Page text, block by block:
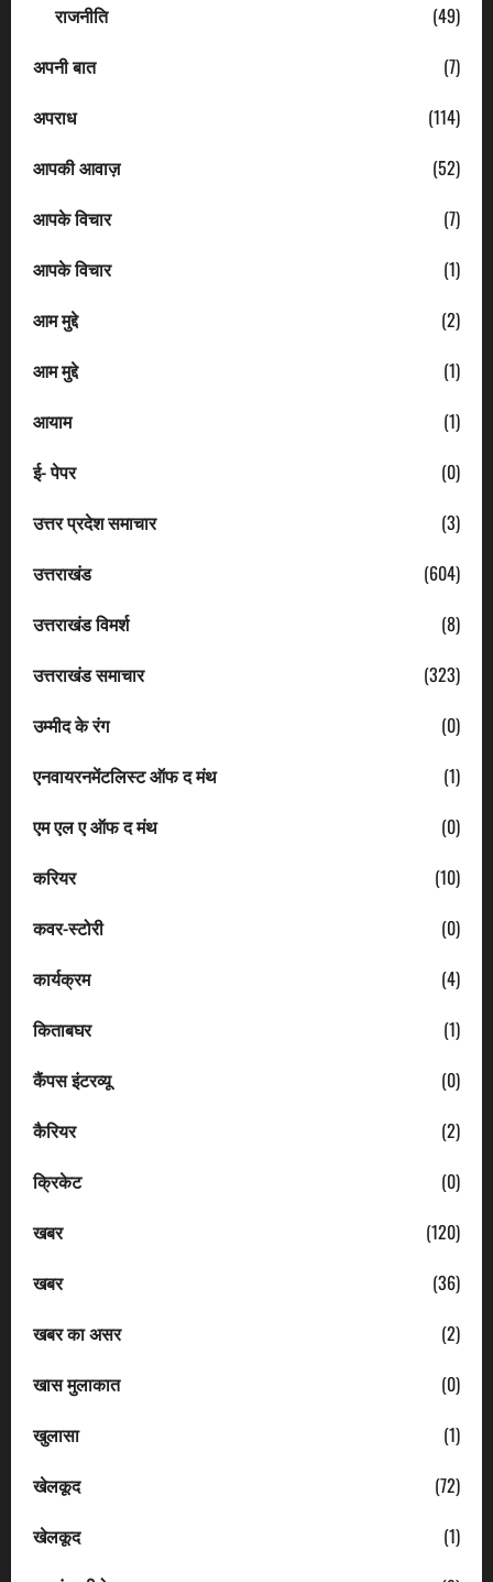
राजनीति
(49)
अपनी बात
(7)
अपराध
(114)
आपकी आवाज़
(52)
आपके विचार
(7)
आपके विचार
(1)
आम मुद्दे
(2)
आम मुद्दे
(1)
आयाम
(1)
ई- पेपर
(0)
उत्तर प्रदेश समाचार
(3)
उत्तराखंड
(604)
उत्तराखंड विमर्श
(8)
उत्तराखंड समाचार
(323)
उम्मीद के रंग
(0)
एनवायरनमेंटलिस्ट ऑफ द मंथ
(1)
एम एल ए ऑफ द मंथ
(0)
करियर
(10)
कवर-स्टोरी
(0)
कार्यक्रम
(4)
किताबघर
(1)
कैंपस इंटरव्यू
(0)
कैरियर
(2)
क्रिकेट
(0)
खबर
(120)
खबर
(36)
खबर का असर
(2)
खास मुलाकात
(0)
खुलासा
(1)
खेलकूद
(72)
खेलकूद
(1)